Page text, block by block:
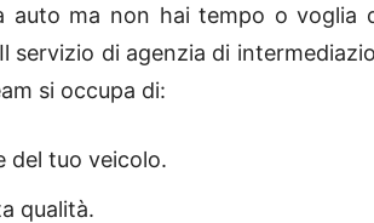
auto ma non hai tempo o voglia
servizio di agenzia di
si occupa di:
del tuo veicolo.
qualità.